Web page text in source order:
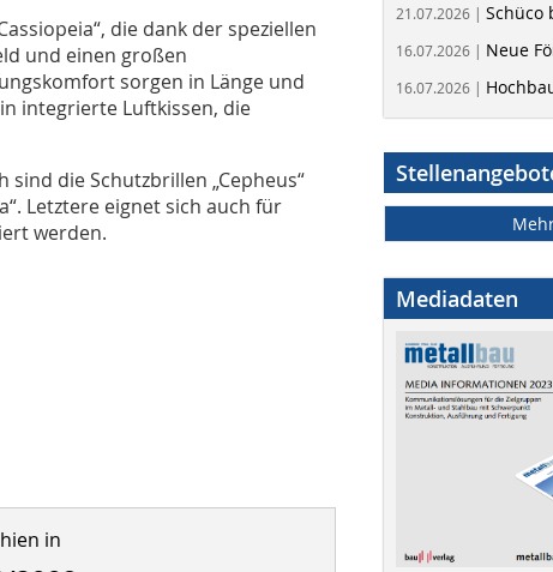
die dank der speziellen
und einen großen
sorgen in Länge und
integrierte Luftkissen, die
die Schutzbrillen „Cepheus“
Letztere eignet sich auch für
werden.
in
21.07.2026 | Schüco
16.07.2026 | Neue
16.07.2026 |
Mediadaten